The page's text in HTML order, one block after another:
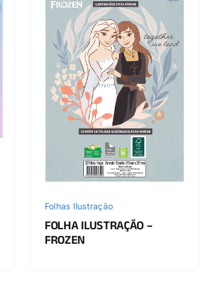
Folhas Ilustração
FOLHA ILUSTRAÇÃO –
FROZEN